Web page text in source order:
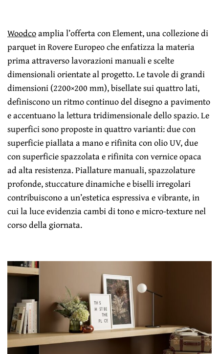
Woodcoamplia l’offerta con Element, una collezione di
parquet in Rovere Europeo che enfatizza la materia
prima attraverso lavorazioni manuali e scelte
dimensionali orientate al progetto. Le tavole di grandi
dimensioni (2200×200 mm), bisellate sui quattro lati,
definiscono un ritmo continuo del disegno a pavimento
e accentuano la lettura tridimensionale dello spazio. Le
superfici sono proposte in quattro varianti: due con
superficie piallata a mano e rifinita con olio UV, due
con superficie spazzolata e rifinita con vernice opaca
ad alta resistenza. Piallature manuali, spazzolature
profonde, stuccature dinamiche e biselli irregolari
contribuiscono a un’estetica espressiva e vibrante, in
cui la luce evidenzia cambi di tono e micro-texture nel
corso della giornata.